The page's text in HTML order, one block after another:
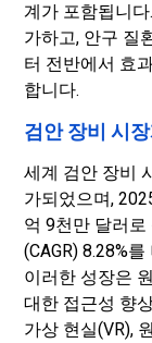
계가 포함됩니
가하고, 안구 질
터 전반에서 효
합니다.
검안 장비 시
세계 검안 장비
가되었으며,
억 9천만 달러
(CAGR) 8.28%
이러한 성장은
대한 접근성 향
가상 현실(VR),